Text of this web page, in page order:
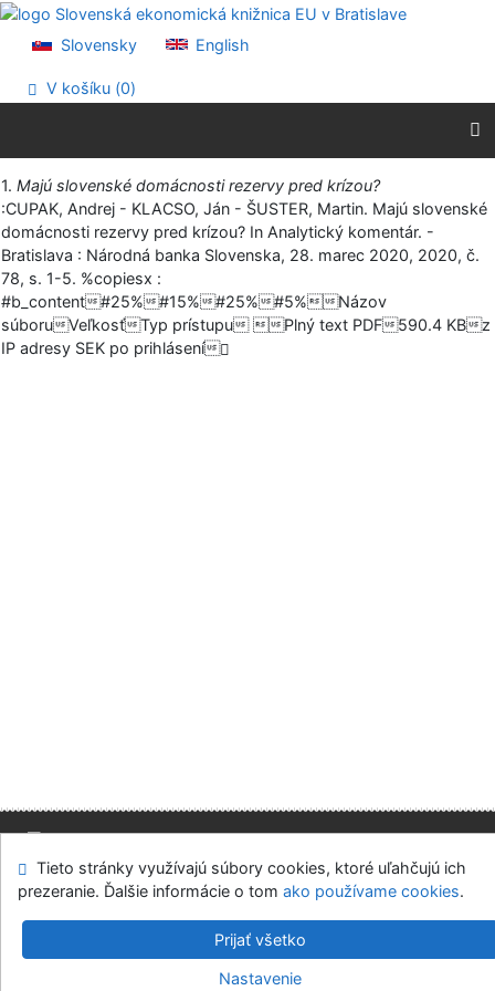
Prejsť na obsah
Prehlásenie o webovej prístupnosti
Slovensky English
V košíku (0)
Vytlačiť
1. Majú slovenské domácnosti rezervy pred krízou?
:CUPAK, Andrej - KLACSO, Ján - ŠUSTER, Martin. Majú slovenské
domácnosti rezervy pred krízou? In Analytický komentár. -
Bratislava : Národná banka Slovenska, 28. marec 2020, 2020, č.
78, s. 1-5. %copiesx :
#b_content#25%#15%#25%#5%Názov
súboruVeľkosťTyp prístupu Plný text PDF590.4 KBz
IP adresy SEK po prihlásení
Mapa stránok Prístupnosť
Súkromie
Modul OpenSearch
Napíšte nám Nastavenie cookies
Slovenská ekonomická knižnica EU v Bratislave
v.4.8.63a-Cosmotron Slovakia, s.r.o.
Tieto stránky využívajú súbory cookies, ktoré uľahčujú ich
prezeranie. Ďalšie informácie o tom ako používame cookies.
Prijať všetko
Nastavenie